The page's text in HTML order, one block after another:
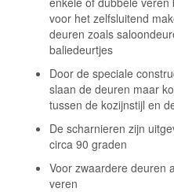
voor het zelfsluitend
deuren zoals
baliedeurtjes
Door de speciale
slaan de deuren maar
tussen de kozijnstijl en
De scharnieren zijn
circa 90 graden
Voor zwaardere deuren
veren